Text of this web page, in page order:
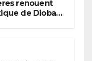
renouent
de Diobaye